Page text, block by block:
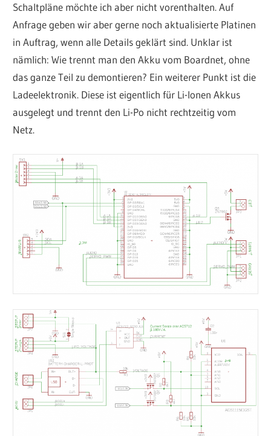
Schaltpläne möchte ich aber nicht vorenthalten. Auf
Anfrage geben wir aber gerne noch aktualisierte Platinen
in Auftrag, wenn alle Details geklärt sind. Unklar ist
nämlich: Wie trennt man den Akku vom Boardnet, ohne
das ganze Teil zu demontieren? Ein weiterer Punkt ist die
Ladeelektronik. Diese ist eigentlich für Li-Ionen Akkus
ausgelegt und trennt den Li-Po nicht rechtzeitig vom
Netz.